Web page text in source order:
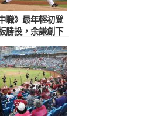
職》最年輕初登
勝投，余謙創下
機會 助總給80
好評